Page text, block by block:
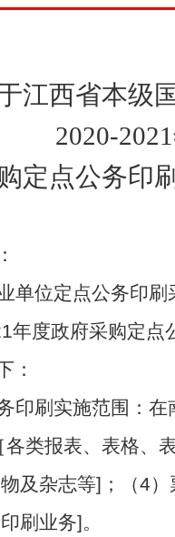
江西省本级
2020-
定点公务印
单位定点公务印
年度政府采购定
：
印刷实施范围：
类报表、表格、
及杂志等]；（4
刷业务]。